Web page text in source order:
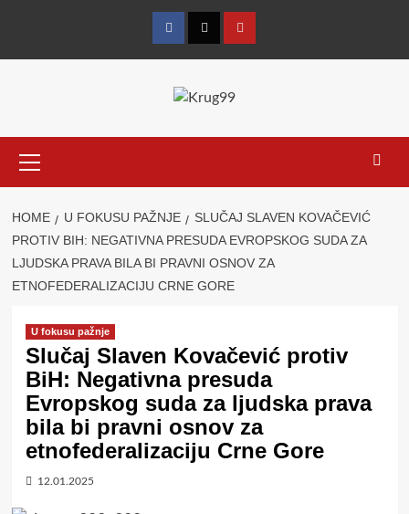
FacebookTwitterYouTube
Menu
HOME U FOKUSU PAŽNJE
SLUČAJ SLAVEN KOVAČEVIĆ
PROTIV BIH: NEGATIVNA PRESUDA EVROPSKOG SUDA ZA
LJUDSKA PRAVA BILA BI PRAVNI OSNOV ZA
ETNOFEDERALIZACIJU CRNE GORE
U fokusu pažnje
Slučaj Slaven Kovačević protiv
BiH: Negativna presuda
Evropskog suda za ljudska prava
bila bi pravni osnov za
etnofederalizaciju Crne Gore
12.01.2025